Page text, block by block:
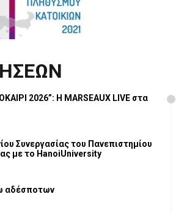
2026”: Η MARSEAUX LIVE στα
Συνεργασίας του Πανεπιστημίου
με το HanoiUniversity
αδέσποτων